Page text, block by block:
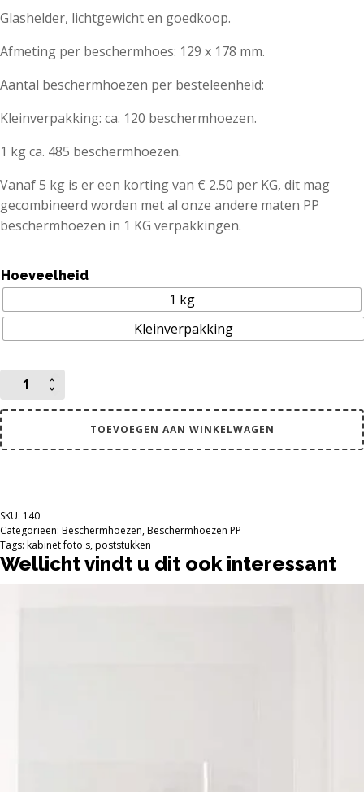
Glashelder, lichtgewicht en goedkoop.
Afmeting per beschermhoes: 129 x 178 mm.
Aantal beschermhoezen per besteleenheid:
Kleinverpakking: ca. 120 beschermhoezen.
1 kg ca. 485 beschermhoezen.
Vanaf 5 kg is er een korting van € 2.50 per KG, dit mag
gecombineerd worden met al onze andere maten PP
beschermhoezen in 1 KG verpakkingen.
Hoeveelheid
1 kg
Kleinverpakking
x
178
mm
PP
foto's
en
poststukken
aantal
TOEVOEGEN AAN WINKELWAGEN
SKU: 140
Categorieën: Beschermhoezen,Beschermhoezen PP
Tags: kabinet foto's,poststukken
Wellicht vindt u dit ook interessant